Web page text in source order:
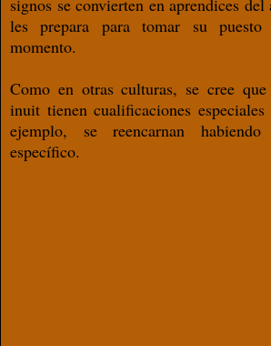
signos se convierten en aprendices
les prepara para tomar su
momento.
Como en otras culturas, se cree que
inuit tienen cualiﬁcaciones
ejemplo, se reencarnan
específico.